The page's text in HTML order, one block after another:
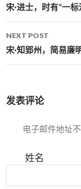
Post
宋·进士，时有“一
NEXT POST
宋·知郢州，简易
发表评论
电子邮件地址不
姓名